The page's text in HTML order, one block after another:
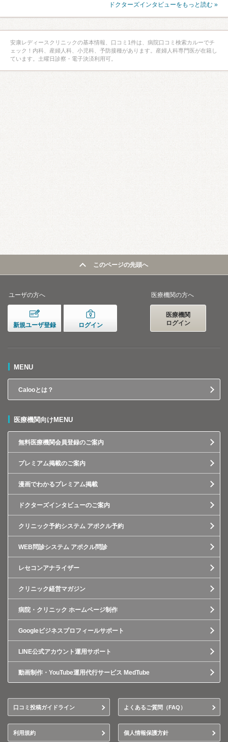
ドクターズインタビューをもっと読む »
安康レディースクリニックの基本情報、口コミ1件は、病院口コミ検索カルーでチ
ェック！内科、産婦人科、小児科、予防接種があります。産婦人科専門医が在籍し
ています。土曜日診察・電子決済利用可。
このページの先頭へ
ユーザの方へ
新規ユーザ登録 ログイン
医療機関の方へ
医療機関
ログイン
MENU
Calooとは？
医療機関向けMENU
無料医療機関会員登録のご案内
プレミアム掲載のご案内
漫画でわかるプレミアム掲載
ドクターズインタビューのご案内
クリニック予約システム アポクル予約
WEB問診システム アポクル問診
レセコンアナライザー
クリニック経営マガジン
病院・クリニック ホームページ制作
Googleビジネスプロフィールサポート
LINE公式アカウント運用サポート
動画制作・YouTube運用代行サービス MedTube
口コミ投稿ガイドライン よくあるご質問（FAQ）
利用規約 個人情報保護方針